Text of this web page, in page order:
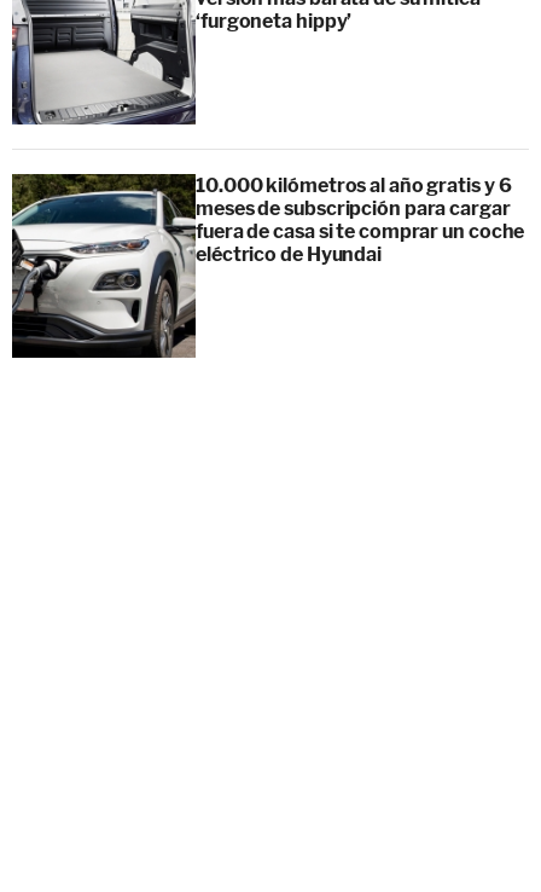
‘furgoneta hippy’
10.000 kilómetros al año gratis y 6
meses de subscripción para cargar
fuera de casa si te comprar un coche
eléctrico de Hyundai